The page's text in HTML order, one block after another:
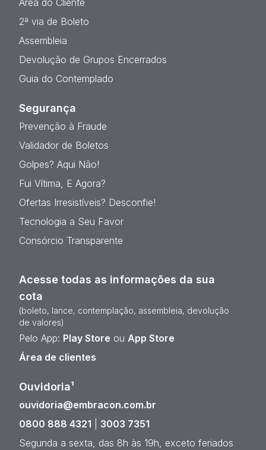
Área do Cliente
2ª via de Boleto
Assembleia
Devolução de Grupos Encerrados
Guia do Contemplado
Segurança
Prevenção à Fraude
Validador de Boletos
Golpes? Aqui Não!
Fui Vítima, E Agora?
Ofertas Irresistíveis? Desconfie!
Tecnologia a Seu Favor
Consórcio Transparente
Acesse todas as informações da sua
cota
(boleto, lance, contemplação, assembleia, devolução
de valores)
Pelo App: Play Store ou App Store
Área de clientes
Ouvidoria¹
ouvidoria@embracon.com.br
0800 888 4321
3003 7351
Segunda a sexta, das 8h às 19h, exceto feriados